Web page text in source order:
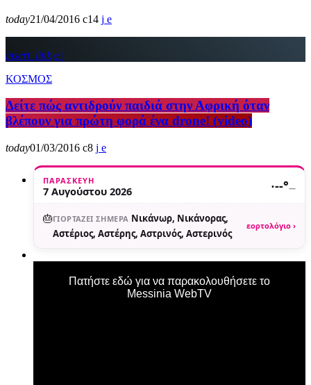
today21/04/2016 14
insert_link
ΚΟΣΜΟΣ
Δείτε πώς αντιδρούν παιδιά στην Αφρική όταν
βλέπουν για πρώτη φορά ένα drone! (video)
today01/03/2016 8
ΠΑΡΑΣΚΕΥΉ
7 Αυγούστου 2026 ·--°—
🎂ΓΙΟΡΤΆΖΕΙ ΣΉΜΕΡΑ Νικάνωρ, Νικάνορας,
Αστέριος, Αστέρης, Αστρινός, Αστερινός
εορτολόγιο ›
Πατήστε εδώ για να παρακολουθήσετε το
Messinia WebTV